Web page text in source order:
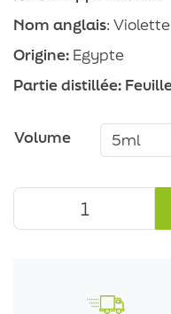
Nom anglais:
Origine: Egypte
Partie distillée:
Volume